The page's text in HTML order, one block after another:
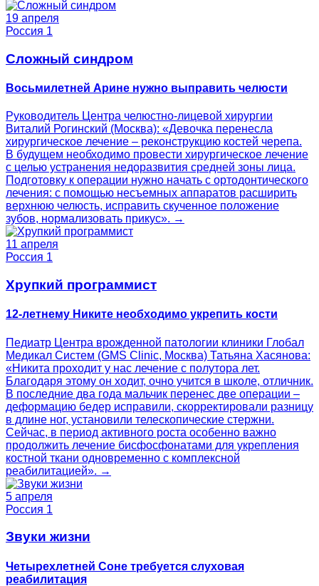
19 апреля
Россия 1
Сложный синдром
Восьмилетней Арине нужно выправить челюсти
Руководитель Центра челюстно-лицевой хирургии
Виталий Рогинский (Москва): «Девочка перенесла
хирургическое лечение – реконструкцию костей черепа.
В будущем необходимо провести хирургическое лечение
с целью устранения недоразвития средней зоны лица.
Подготовку к операции нужно начать с ортодонтического
лечения: с помощью несъемных аппаратов расширить
верхнюю челюсть, исправить скученное положение
зубов, нормализовать прикус». →
11 апреля
Россия 1
Хрупкий программист
12-летнему Никите необходимо укрепить кости
Педиатр Центра врожденной патологии клиники Глобал
Медикал Систем (GMS Clinic, Москва) Татьяна Хасянова:
«Никита проходит у нас лечение с полутора лет.
Благодаря этому он ходит, очно учится в школе, отличник.
В последние два года мальчик перенес две операции –
деформацию бедер исправили, скорректировали разницу
в длине ног, установили телескопические стержни.
Сейчас, в период активного роста особенно важно
продолжить лечение бисфосфонатами для укрепления
костной ткани одновременно с комплексной
реабилитацией». →
5 апреля
Россия 1
Звуки жизни
Четырехлетней Соне требуется слуховая
реабилитация